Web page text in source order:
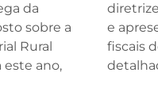
da
sobre a
Rural
este ano,
e
fiscais